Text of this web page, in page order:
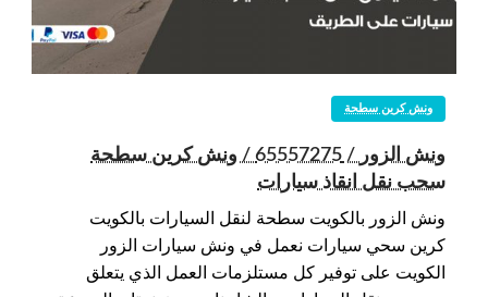
ونش كرين سطحة
ونش الزور / 65557275 / ونش كرين سطحة
سحب نقل انقاذ سيارات
ونش الزور بالكويت سطحة لنقل السيارات بالكويت
كرين سحي سيارات نعمل في ونش سيارات الزور
الكويت على توفير كل مستلزمات العمل الذي يتعلق